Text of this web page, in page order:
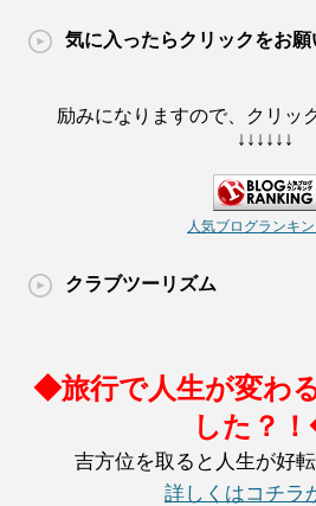
気に入ったらクリックをお願
励みになりますので、クリッ
↓↓↓↓↓↓
人気ブログランキ
クラブツーリズム
◆旅行で人生が変わ
した？
吉方位を取ると人生が好転
詳しくはコチラ